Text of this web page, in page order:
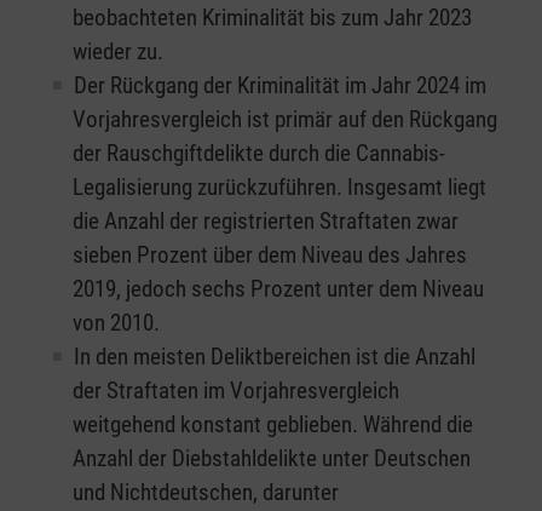
beobachteten Kriminalität bis zum Jahr 2023
wieder zu.
Der Rückgang der Kriminalität im Jahr 2024 im
Vorjahresvergleich ist primär auf den Rückgang
der Rauschgiftdelikte durch die Cannabis-
Legalisierung zurückzuführen. Insgesamt liegt
die Anzahl der registrierten Straftaten zwar
sieben Prozent über dem Niveau des Jahres
2019, jedoch sechs Prozent unter dem Niveau
von 2010.
In den meisten Deliktbereichen ist die Anzahl
der Straftaten im Vorjahresvergleich
weitgehend konstant geblieben. Während die
Anzahl der Diebstahldelikte unter Deutschen
und Nichtdeutschen, darunter